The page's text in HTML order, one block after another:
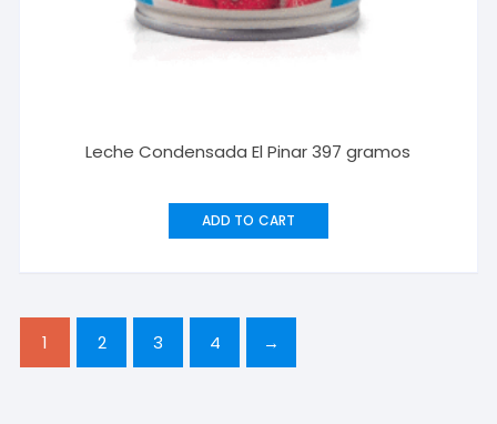
Leche Condensada El Pinar 397 gramos
ADD TO CART
1 2 3 4 →